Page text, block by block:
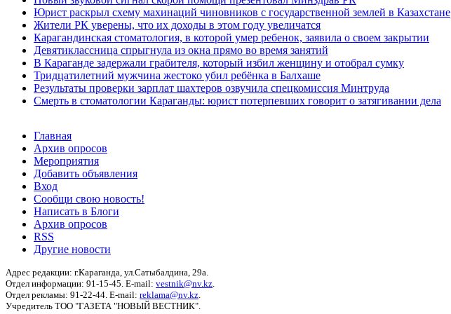
Юрист раскрыл схему махинаций чиновников с государственной землей в Казахстане
Жители РК уверены, что их доходы в этом году увеличатся
Карагандинская стоматология, в которой умер ребенок, заявила о своем закрытии
Девятиклассница спрыгнула из окна прямо во время занятий
В Караганде задержали грабителя, который избил женщину и отобрал сумку
Тридцатилетний мужчина жестоко убил ребёнка в Балхаше
Результаты проверки зарплат шахтеров озвучила спецкомиссия Минтруда
Смерть в стоматологии Караганды: юрист потерпевших говорит о затягивании дела
Главная
Архив опросов
Мероприятия
Добавить объявления
Вход
Сообщи свою новость!
Написать в Блоги
Архив опросов
RSS
Другие новости
Адрес редакции: г.Караганда, ул.Сатыбалдина, 29а.
Отдел информации: 91-15-45. E-mail: vestnik@nv.kz
Отдел рекламы: 91-22-44. E-mail: reklama@nv.kz
Учредитель ТОО "ГАЗЕТА "НОВЫЙ ВЕСТНИК".